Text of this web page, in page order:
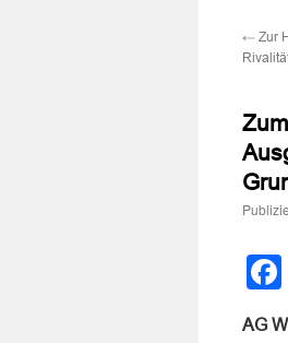
springen
← Zur
AG